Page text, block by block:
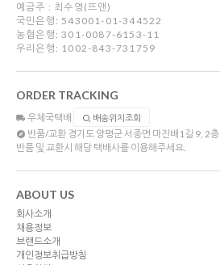
예금주 : 최수영(뜨앤)
국민은행: 543001-01-344522
농협은행: 301-0087-6153-11
우리은행: 1002-843-731759
ORDER TRACKING
우체국택배 배송위치조회
반품/교환 경기도 양평군 서종면 마진배1길 9, 2층
반품 및 교환시 해당 택배사를 이용해주세요.
ABOUT US
회사소개
채용정보
브랜드소개
개인정보취급방침